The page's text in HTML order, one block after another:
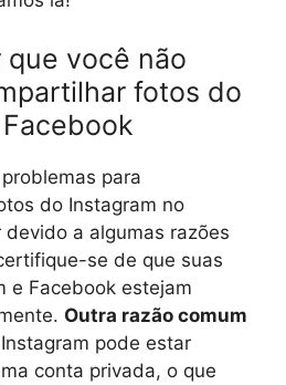
que você não
fotos do
para
do Instagram no
a algumas razões
se de que suas
e Facebook estejam
Outra razão comum
pode estar
conta privada, o que